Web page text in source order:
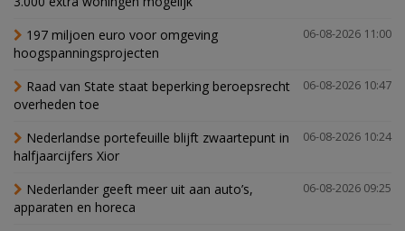
06-08-2026 11:00
197 miljoen euro voor omgeving
hoogspanningsprojecten
06-08-2026 10:47
Raad van State staat beperking beroepsrecht
overheden toe
06-08-2026 10:24
Nederlandse portefeuille blijft zwaartepunt in
halfjaarcijfers Xior
06-08-2026 09:25
Nederlander geeft meer uit aan auto’s,
apparaten en horeca